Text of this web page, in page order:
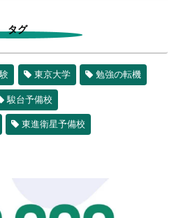
タグ
東京大学 勉強の転機
駿台予備校
東進衛星予備校